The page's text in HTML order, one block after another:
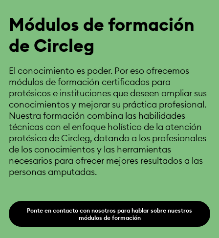
Módulos de formación
de Circleg
El conocimiento es poder. Por eso ofrecemos
módulos de formación certificados para
protésicos e instituciones que deseen ampliar sus
conocimientos y mejorar su práctica profesional.
Nuestra formación combina las habilidades
técnicas con el enfoque holístico de la atención
protésica de Circleg, dotando a los profesionales
de los conocimientos y las herramientas
necesarios para ofrecer mejores resultados a las
personas amputadas.
Ponte en contacto con nosotros para hablar sobre nuestros
módulos de formación